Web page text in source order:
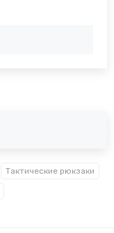
Тактические рюкзаки